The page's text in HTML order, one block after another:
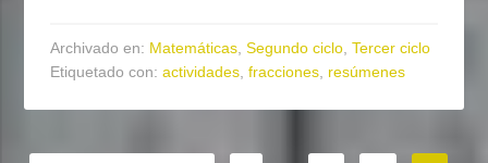
Archivado en: Matemáticas ,Segundo ciclo ,Tercer ciclo
Etiquetado con:actividades ,fracciones resúmenes